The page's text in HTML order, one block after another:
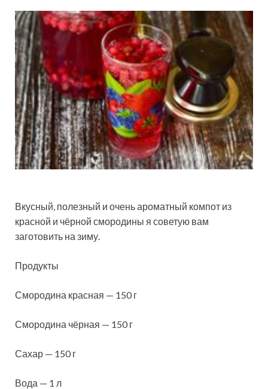
Вкусный, полезный и очень ароматный компот из
красной и чёрной смородины я советую вам
заготовить на зиму.
Продукты
Смородина красная — 150 г
Смородина чёрная — 150 г
Сахар — 150 г
Вода — 1 л